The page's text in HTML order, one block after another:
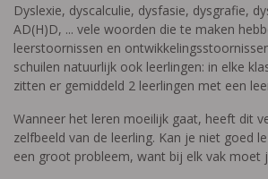
Dyslexie, dyscalculie, dysfasie, dysgrafie,
AD(H)D, ... vele woorden die te maken
leerstoornissen en
schuilen natuurlijk ook leerlingen: in elke
zitten er gemiddeld 2 leerlingen met een
Wanneer het leren moeilijk gaat, heeft dit
zelfbeeld van de leerling. Kan je niet goed
een groot probleem, want bij elk vak moet